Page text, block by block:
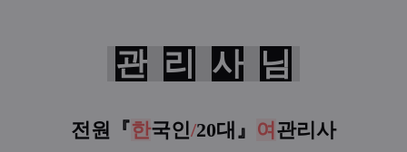
관 리 사 님
전원『한국인/20대 』 여 관리사